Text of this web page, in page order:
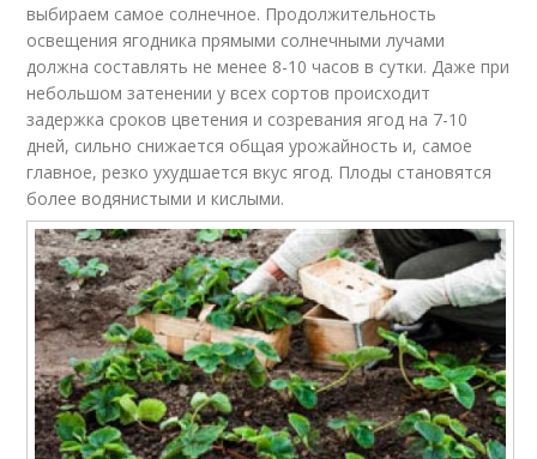
выбираем самое солнечное. Продолжительность
освещения ягодника прямыми солнечными лучами
должна составлять не менее 8-10 часов в сутки. Даже при
небольшом затенении у всех сортов происходит
задержка сроков цветения и созревания ягод на 7-10
дней, сильно снижается общая урожайность и, самое
главное, резко ухудшается вкус ягод. Плоды становятся
более водянистыми и кислыми.